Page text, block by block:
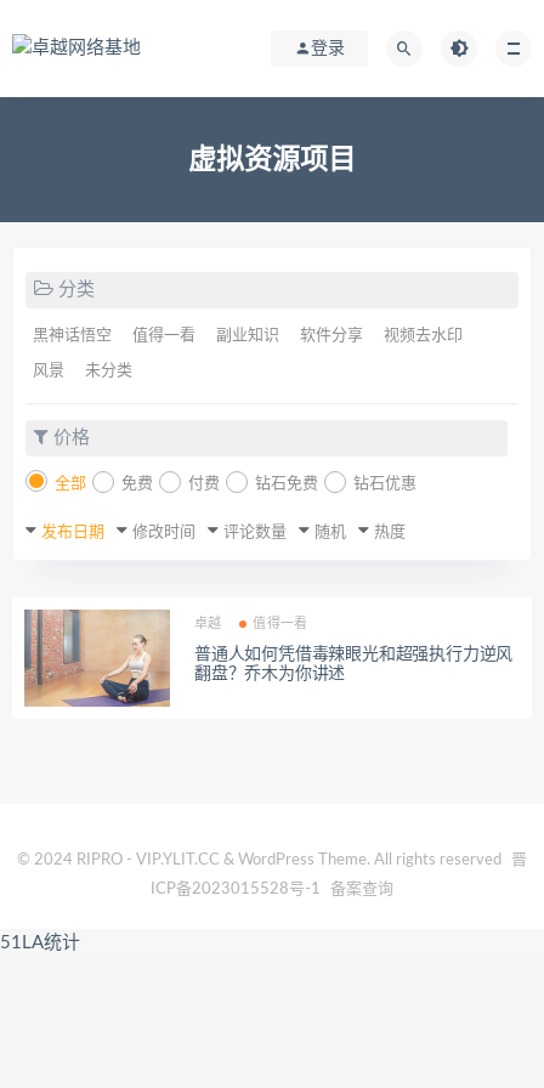
登录
虚拟资源项目
分类
黑神话悟空 值得一看 副业知识 软件分享 视频去水印
风景 未分类
价格
全部 免费 付费 钻石免费 钻石优惠
发布日期 修改时间 评论数量 随机 热度
卓越 值得一看
普通人如何凭借毒辣眼光和超强执行力逆风
翻盘？乔木为你讲述
© 2024 RIPRO - VIP.YLIT.CC & WordPress Theme. All rights reserved
晋
ICP备2023015528号-1
备案查询
51LA统计